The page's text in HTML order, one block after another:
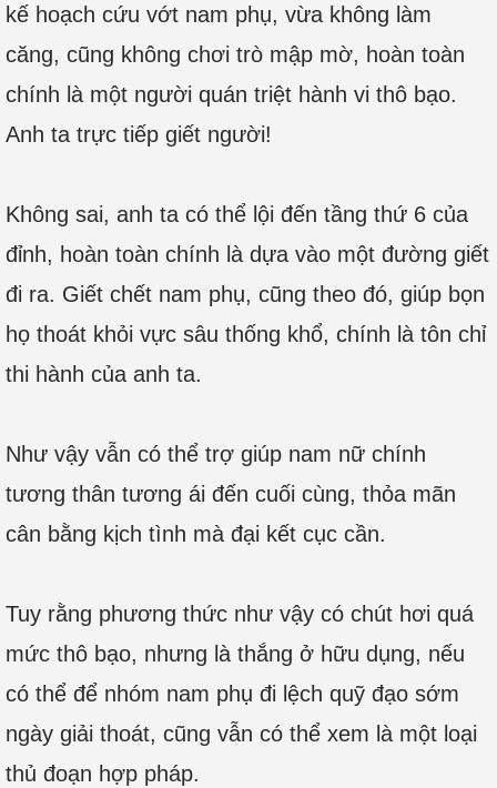
kế hoạch cứu vớt nam phụ, vừa không làm
căng, cũng không chơi trò mập mờ, hoàn toàn
chính là một người quán triệt hành vi thô bạo.
Anh ta trực tiếp giết người!
Không sai, anh ta có thể lội đến tầng thứ 6 của
đỉnh, hoàn toàn chính là dựa vào một đường giết
đi ra. Giết chết nam phụ, cũng theo đó, giúp bọn
họ thoát khỏi vực sâu thống khổ, chính là tôn chỉ
thi hành của anh ta.
Như vậy vẫn có thể trợ giúp nam nữ chính
tương thân tương ái đến cuối cùng, thỏa mãn
cân bằng kịch tình mà đại kết cục cần.
Tuy rằng phương thức như vậy có chút hơi quá
mức thô bạo, nhưng là thắng ở hữu dụng, nếu
có thể để nhóm nam phụ đi lệch quỹ đạo sớm
ngày giải thoát, cũng vẫn có thể xem là một loại
thủ đoạn hợp pháp.